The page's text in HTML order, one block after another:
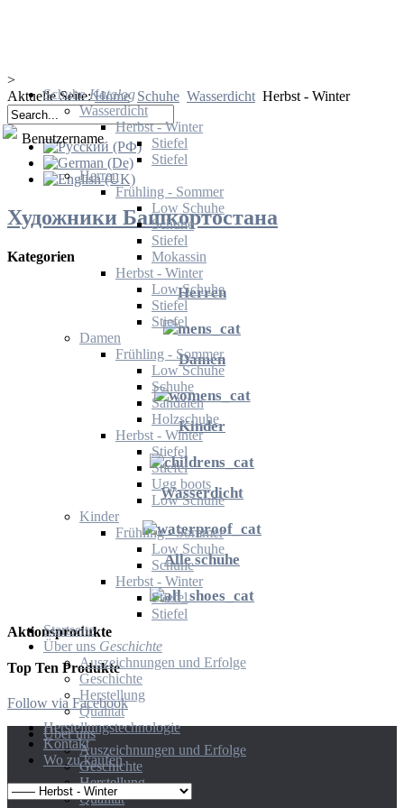
SchuheKatalog
Wasserdicht
Herbst - Winter
Stiefel
Stiefel
Herren
Frühling - Sommer
Low Schuhe
Schuhe
Stiefel
Mokassin
Herbst - Winter
Low Schuhe
Stiefel
Stiefel
Damen
Frühling - Sommer
Low Schuhe
Schuhe
Sandalen
Holzschuhe
Herbst - Winter
Stiefel
Stiefel
Ugg boots
Low Schuhe
Kinder
Frühling - Sommer
Low Schuhe
Schuhe
Herbst - Winter
Stiefel
Stiefel
Startseite
Über uns Geschichte
Auszeichnungen und Erfolge
Geschichte
Herstellung
Qualität
Herstellungstechnologie
Kontakt
Wo zu kaufen
>
Aktuelle Seite:Home Schuhe Wasserdicht Herbst - Winter
Benutzername
Художники Башкортостана
Kategorien
Herren
Damen
Kinder
Wasserdicht
Alle schuhe
Aktionsprodukte
Top Ten Produkte
Follow via Facebook
Über uns
Auszeichnungen und Erfolge
Geschichte
Herstellung
Qualität